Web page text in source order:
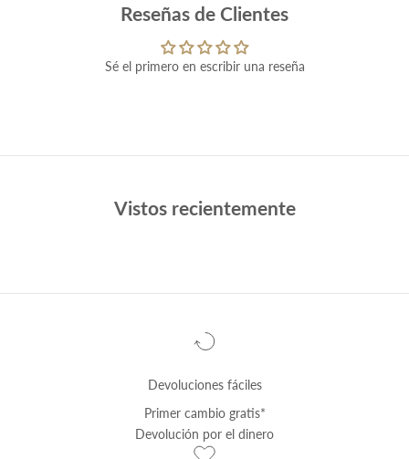
Reseñas de Clientes
Sé el primero en escribir una reseña
Vistos recientemente
Devoluciones fáciles
Primer cambio gratis*
Devolución por el dinero